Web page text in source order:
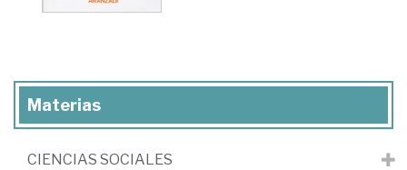
Materias
CIENCIAS SOCIALES